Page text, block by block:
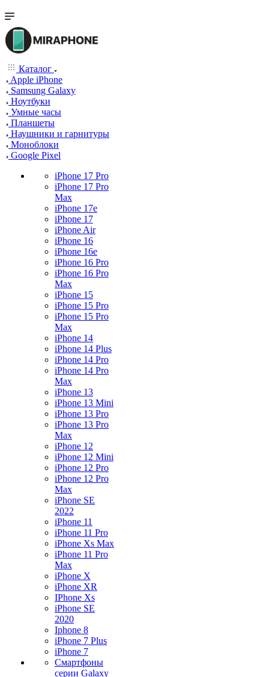
Каталог
Apple iPhone
Samsung Galaxy
Ноутбуки
Умные часы
Планшеты
Наушники и гарнитуры
Моноблоки
Google Pixel
iPhone 17 Pro
iPhone 17 Pro
Max
iPhone 17e
iPhone 17
iPhone Air
iPhone 16
iPhone 16e
iPhone 16 Pro
iPhone 16 Pro
Max
iPhone 15
iPhone 15 Pro
iPhone 15 Pro
Max
iPhone 14
iPhone 14 Plus
iPhone 14 Pro
iPhone 14 Pro
Max
iPhone 13
iPhone 13 Mini
iPhone 13 Pro
iPhone 13 Pro
Max
iPhone 12
iPhone 12 Mini
iPhone 12 Pro
iPhone 12 Pro
Max
iPhone SE
2022
iPhone 11
iPhone 11 Pro
iPhone Xs Max
iPhone 11 Pro
Max
iPhone X
iPhone XR
IPhone Xs
iPhone SE
2020
Iphone 8
iPhone 7 Plus
iPhone 7
Смартфоны
серии Galaxy